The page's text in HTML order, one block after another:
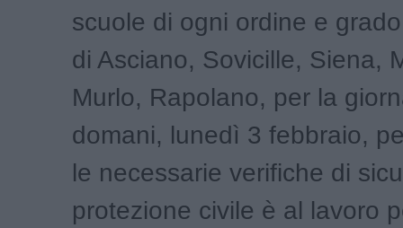
scuole di ogni ordine e
di Asciano, Sovicille, Siena,
Murlo, Rapolano, per la
domani, lunedì 3 febbraio,
le necessarie verifiche di
protezione civile è al lavoro